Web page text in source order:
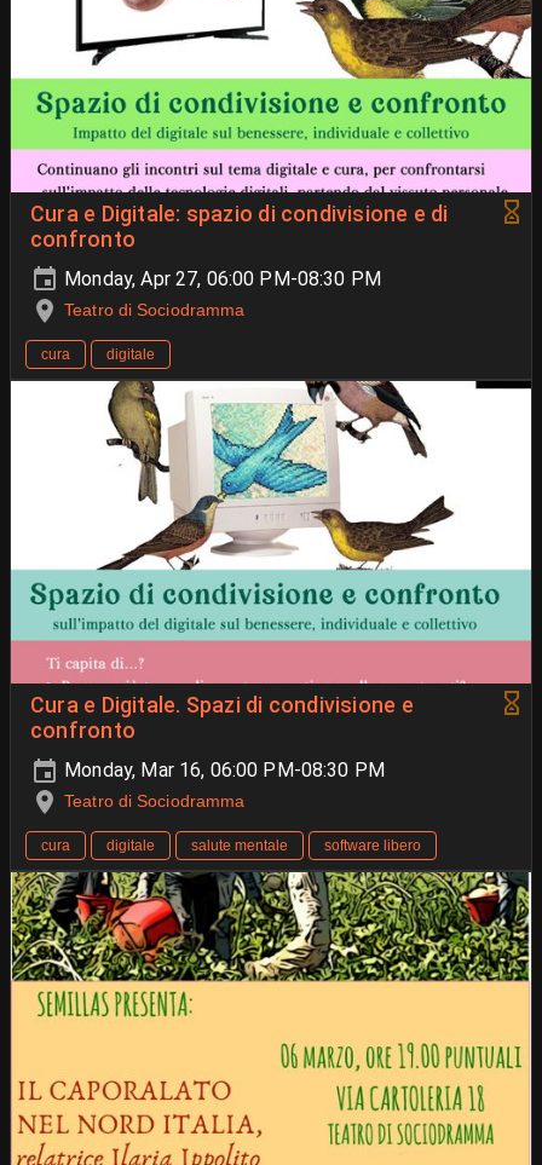
Cura e Digitale: spazio di condivisione e di
confronto
Monday, Apr 27, 06:00 PM-08:30 PM
Teatro di Sociodramma
cura digitale
Cura e Digitale. Spazi di condivisione e
confronto
Monday, Mar 16, 06:00 PM-08:30 PM
Teatro di Sociodramma
cura digitale salute mentale software libero